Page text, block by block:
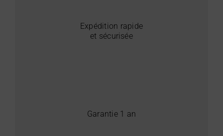
Expédition rapide
et sécurisée
Garantie 1 an